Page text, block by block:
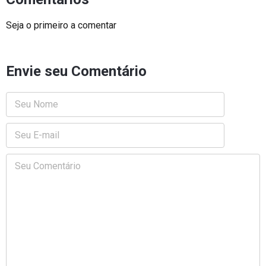
Seja o primeiro a comentar
Envie seu Comentário